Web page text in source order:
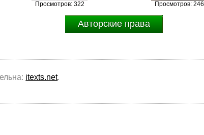
Просмотров: 322 Просмотров: 246
Авторские права
itexts.net.